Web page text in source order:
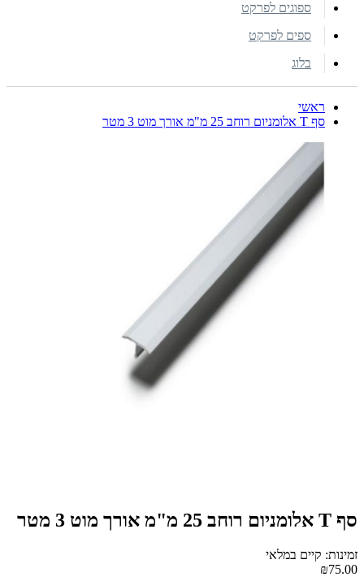
ספוגים לפרקט
ספים לפרקט
בלוג
ראשי
סף T אלומניום רוחב 25 מ"מ אורך מוט 3 מטר
סף T אלומניום רוחב 25 מ"מ אורך מוט 3 מטר
זמינות: קיים במלאי
₪75.00